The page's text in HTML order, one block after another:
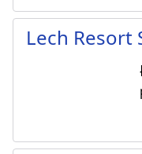
Lech Resort